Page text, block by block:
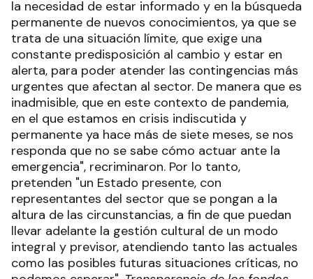
la necesidad de estar informado y en la búsqueda
permanente de nuevos conocimientos, ya que se
trata de una situación límite, que exige una
constante predisposición al cambio y estar en
alerta, para poder atender las contingencias más
urgentes que afectan al sector. De manera que es
inadmisible, que en este contexto de pandemia,
en el que estamos en crisis indiscutida y
permanente ya hace más de siete meses, se nos
responda que no se sabe cómo actuar ante la
emergencia", recriminaron. Por lo tanto,
pretenden "un Estado presente, con
representantes del sector que se pongan a la
altura de las circunstancias, a fin de que puedan
llevar adelante la gestión cultural de un modo
integral y previsor, atendiendo tanto las actuales
como las posibles futuras situaciones críticas, no